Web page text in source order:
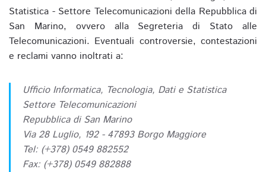
Statistica - Settore Telecomunicazioni della Repubblica di
San Marino, ovvero alla Segreteria di Stato alle
Telecomunicazioni. Eventuali controversie, contestazioni
e reclami vanno inoltrati a:
Ufficio Informatica, Tecnologia, Dati e Statistica
Settore Telecomunicazioni
Repubblica di San Marino
Via 28 Luglio, 192 - 47893 Borgo Maggiore
Tel: (+378) 0549 882552
Fax: (+378) 0549 882888